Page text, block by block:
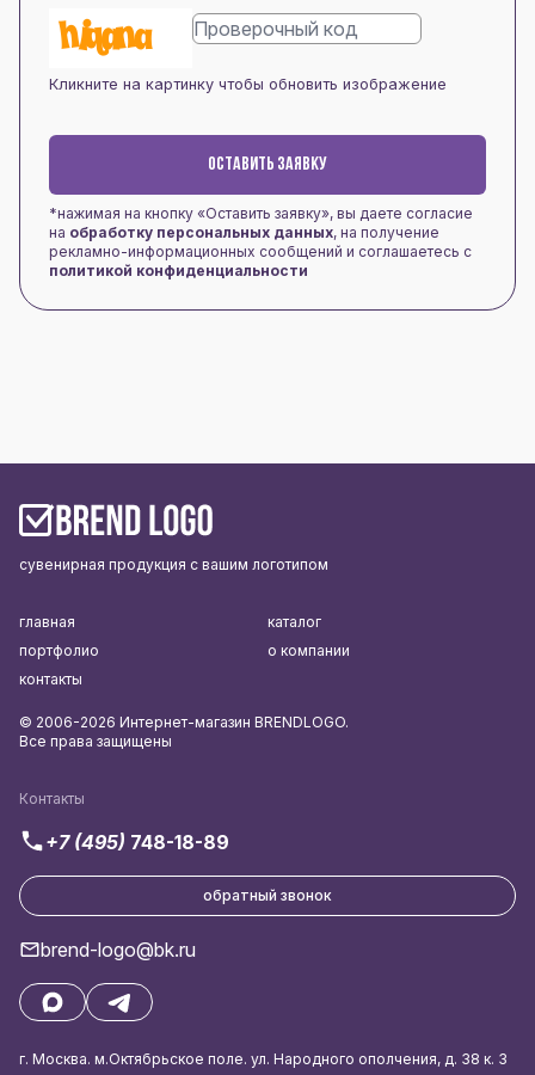
Кликните на картинку чтобы обновить изображение
ОСТАВИТЬ ЗАЯВКУ
*нажимая на кнопку «Оставить заявку», вы даете согласие
на обработку персональных данных, на получение
рекламно-информационных сообщений и соглашаетесь с
политикой конфиденциальности
сувенирная продукция с вашим логотипом
Контакты
+7 (495) 748-18-89
обратный звонок
brend-logo@bk.ru
г. Москва. м.Октябрьское поле. ул. Народного ополчения, д. 38 к. 3
главная
каталог
портфолио
о компании
контакты
© 2006-2026 Интернет-магазин BRENDLOGO.
Все права защищены